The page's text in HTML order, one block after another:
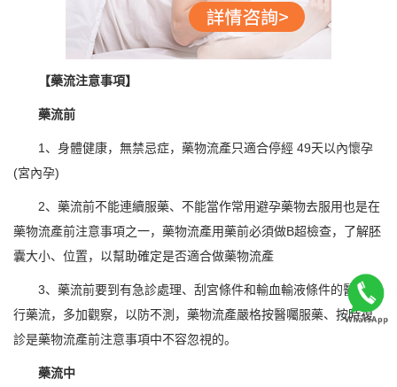
【藥流注意事項】
藥流前
1、身體健康，無禁忌症，藥物流產只適合停經 49天以內懷孕
(宮內孕)
2、藥流前不能連續服藥、不能當作常用避孕藥物去服用也是在
藥物流產前注意事項之一，藥物流產用藥前必須做B超檢查，了解胚
囊大小、位置，以幫助確定是否適合做藥物流產
3、藥流前要到有急診處理、刮宮條件和輸血輸液條件的醫院進
行藥流，多加觀察，以防不測，藥物流產嚴格按醫囑服藥、按時複
診是藥物流產前注意事項中不容忽視的。
藥流中